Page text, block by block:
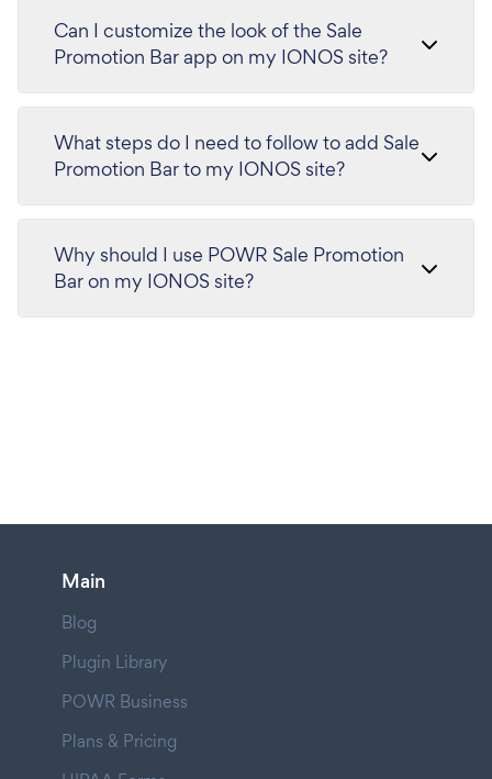
Can I customize the look of the Sale
Promotion Bar app on my IONOS site?
What steps do I need to follow to add Sale
Promotion Bar to my IONOS site?
Why should I use POWR Sale Promotion
Bar on my IONOS site?
Main
Blog
Plugin Library
POWR Business
Plans & Pricing